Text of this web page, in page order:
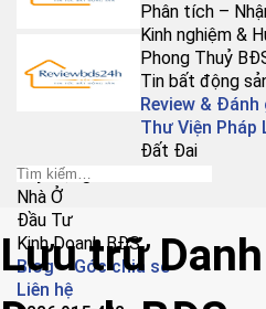
Phân tích –
Kinh nghiệm &
Phong Thuỷ
Tin bất động
Review & Đánh
Thư Viện Pháp
Đất Đai
Xây Dựng
Nhà Ở
Đầu Tư
Kinh Doanh BĐS
Blog – Góc chia sẻ
Liên hệ
Lưu trữ